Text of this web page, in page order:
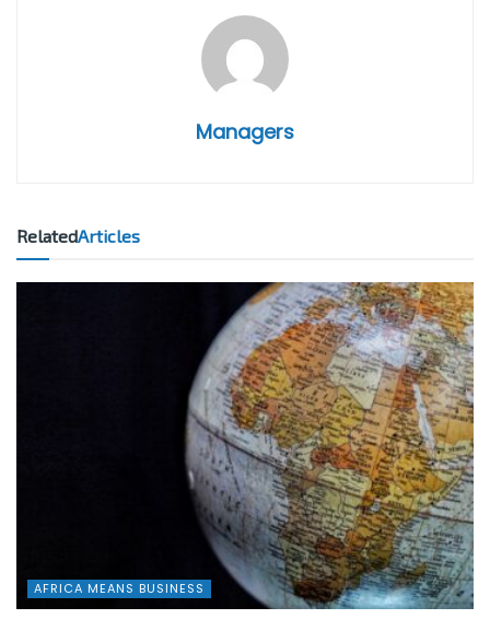
Managers
RelatedArticles
AFRICA MEANS BUSINESS